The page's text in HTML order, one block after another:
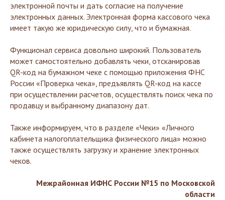
электронной почты и дать согласие на получение
электронных данных. Электронная форма кассового чека
имеет такую же юридическую силу, что и бумажная.
Функционал сервиса довольно широкий. Пользователь
может самостоятельно добавлять чеки, отсканировав
QR-код на бумажном чеке с помощью приложения ФНС
России «Проверка чека», предъявлять QR-код на кассе
при осуществлении расчетов, осуществлять поиск чека по
продавцу и выбранному диапазону дат.
Также информируем, что в разделе «Чеки» «Личного
кабинета налогоплательщика физического лица» можно
также осуществлять загрузку и хранение электронных
чеков.
Межрайонная ИФНС России №15 по Московской
области